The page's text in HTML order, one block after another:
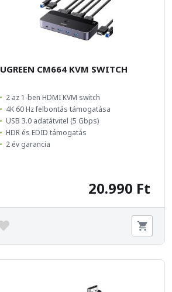
UGREEN CM664 KVM SWITCH
2 az 1-ben HDMI KVM switch
4K 60 Hz felbontás támogatása
USB 3.0 adatátvitel (5 Gbps)
HDR és EDID támogatás
2 év garancia
20.990 Ft